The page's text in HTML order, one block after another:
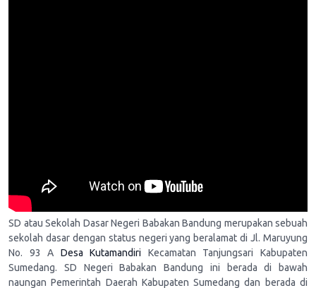
SD atau Sekolah Dasar Negeri Babakan Bandung merupakan sebuah
sekolah dasar dengan status negeri yang beralamat di Jl. Maruyung
No. 93 A Desa Kutamandiri Kecamatan Tanjungsari Kabupaten
Sumedang. SD Negeri Babakan Bandung ini berada di bawah
naungan Pemerintah Daerah Kabupaten Sumedang dan berada di